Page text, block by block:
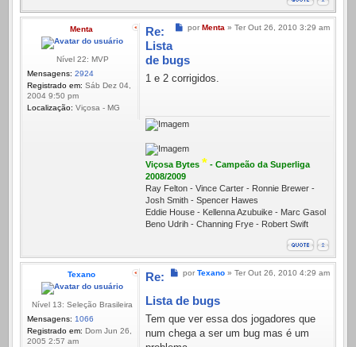
Menta
Nível 22: MVP
Mensagens: 2924
Registrado em: Sáb Dez 04,
2004 9:50 pm
Localização: Viçosa - MG
Mensagem
por Menta » Ter Out 26, 2010 3:29 am
Re:
Lista
de bugs
1 e 2 corrigidos.
Viçosa Bytes * - Campeão da Superliga
2008/2009
Ray Felton - Vince Carter - Ronnie Brewer -
Josh Smith - Spencer Hawes
Eddie House - Kellenna Azubuike - Marc Gasol
Beno Udrih - Channing Frye - Robert Swift
Texano
Nível 13: Seleção Brasileira
Mensagens: 1066
Registrado em: Dom Jun 26,
2005 2:57 am
Mensagem
por Texano » Ter Out 26, 2010 4:29 am
Re:
Lista de bugs
Tem que ver essa dos jogadores que
num chega a ser um bug mas é um